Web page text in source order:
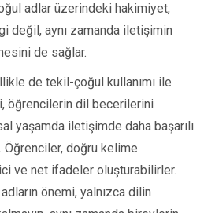
adlar üzerindeki hakimiyet,
değil, aynı zamanda iletişimin
de sağlar.
de tekil-çoğul kullanımı ile
öğrencilerin dil becerilerini
yaşamda iletişimde daha başarılı
Öğrenciler, doğru kelime
ve net ifadeler oluşturabilirler.
önemi, yalnızca dilin